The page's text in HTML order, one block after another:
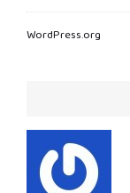
WordPress.org